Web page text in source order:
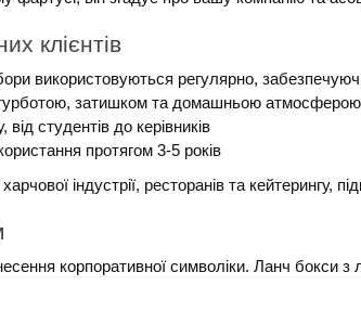
клієнтів
використовуються регулярно,
турботою, затишком та домашньою атмосферою
студентів до керівників
протягом 3-5 років
індустрії, ресторанів та кейтерингу,
корпоративної символіки. Ланч бокси з